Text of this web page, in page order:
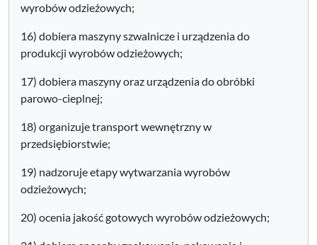
wyrobów odzieżowych;
16) dobiera maszyny szwalnicze i urządzenia do
produkcji wyrobów odzieżowych;
17) dobiera maszyny oraz urządzenia do obróbki
parowo-cieplnej;
18) organizuje transport wewnętrzny w
przedsiębiorstwie;
19) nadzoruje etapy wytwarzania wyrobów
odzieżowych;
20) ocenia jakość gotowych wyrobów odzieżowych;